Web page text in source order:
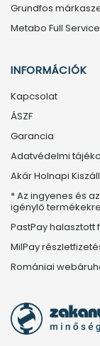
Grundfos
Metabo Full Service
INFORMÁCIÓK
Kapcsolat
ÁSZF
Garancia
Adatvédelmi
Akár Holnapi
* Az ingyenes és
igénylő
PastPay
MilPay
Romániai